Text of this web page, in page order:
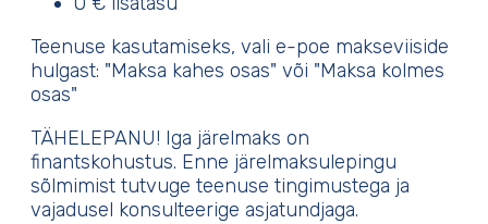
Teenuse kasutamiseks, vali e-poe makseviiside
hulgast: "Maksa kahes osas" või "Maksa kolmes
osas"
TÄHELEPANU! Iga järelmaks on
finantskohustus. Enne järelmaksulepingu
sõlmimist tutvuge teenuse tingimustega ja
vajadusel konsulteerige asjatundjaga.